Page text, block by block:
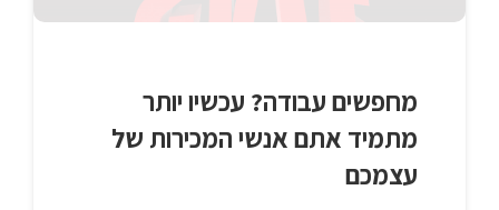
מחפשים עבודה? עכשיו יותר
מתמיד אתם אנשי המכירות של
עצמכם